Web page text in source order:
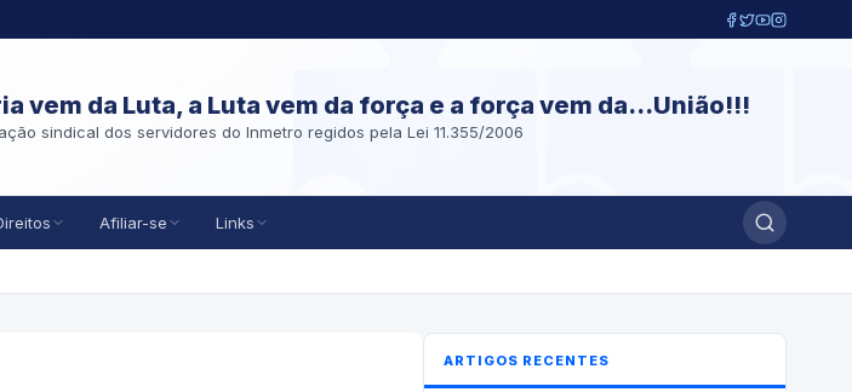
vem da Luta, a Luta vem da força e a força vem da...União!!!
sindical dos servidores do Inmetro regidos pela Lei 11.355/2006
Afiliar-se Links
ARTIGOS RECENTES